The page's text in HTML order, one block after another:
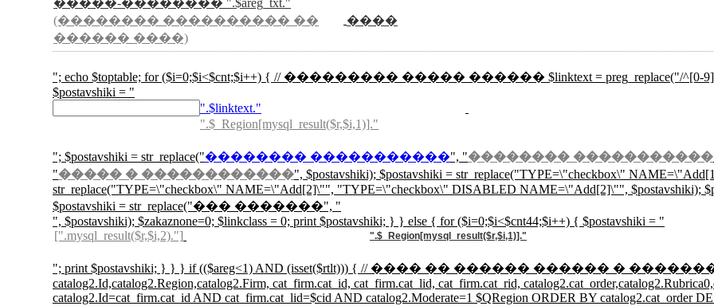
�����-�������� ".$areg_txt."
(�������� ���������� ��
������ ����)
����
"; echo $toptable; for ($i=0;$i<$cnt;$i++) { // ��������� ����� ������ $linktext = preg_replace("/^[0-9]{3}/
$postavshiki = "
".$linktext."
".$_Region[mysql_result($r,$i,1)]."
"; $postavshiki = str_replace("�������� �����������", "�������� �����������
"����� � ������������", $postavshiki); $postavshiki = str_replace("TYPE=\"checkbox\"
str_replace("TYPE=\"checkbox\" NAME=\"Add[2]\"", "TYPE=\"checkbox\" DISABLED NAME=\"Add[2]\"", $postavshiki);
$postavshiki = str_replace("��� �������", "
", $postavshiki); $zakaznone=0; $linkclass = 0; print $postavshiki; } } else { for ($i=0;$i<$cnt44;$i++) { $postavshiki = "
[".mysql_result($r,$i,2)."]
".$_Region[mysql_result($r,$i,1)]."
"; print $postavshiki; } } } if (($areg<1) AND (isset($rtlt))) { // ���� �� ������ ������ �
catalog2.Id,catalog2.Region,catalog2.Firm, cat_firm.cat_id, cat_firm.cat_lid, cat_firm.cat_rid,
catalog2.Id=cat_firm.cat_id AND cat_firm.cat_lid=$cid AND catalog2.Moderate=1 $QRegion ORDER BY catalog2.cat_order